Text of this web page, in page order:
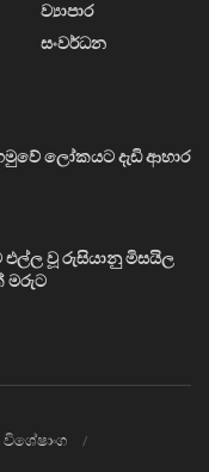
ව්‍යාපාර
සංවර්ධන
ලෝකයට දැඩි ආහාර
වූ රුසියානු මිසයිල
මරුට
විශේෂාංග